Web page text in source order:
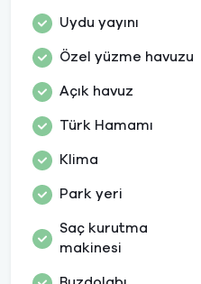
Uydu yayını
Özel yüzme havuzu
Açık havuz
Türk Hamamı
Klima
Park yeri
Saç kurutma
makinesi